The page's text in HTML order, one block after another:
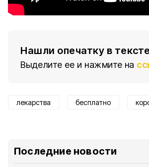
Нашли опечатку в
Выделите ее и нажмите на
лекарства бесплатно
Последние новости